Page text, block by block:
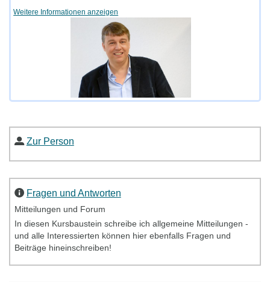
Weitere Informationen anzeigen
Zur Person
Fragen und Antworten
Mitteilungen und Forum
In diesen Kursbaustein schreibe ich allgemeine Mitteilungen -
und alle Interessierten können hier ebenfalls Fragen und
Beiträge hineinschreiben!